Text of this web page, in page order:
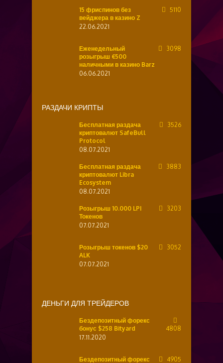
15 фриспинов без
вейджера в казино Z
22.06.2021
5110
Еженедельный
розыгрыш €500
наличными в казино Barz
06.06.2021
3098
РАЗДАЧИ КРИПТЫ
Бесплатная раздача
криптовалют SafeBull
Protocol
08.07.2021
3526
Бесплатная раздача
криптовалют Libra
Ecosystem
08.07.2021
3883
Розыгрыш 10.000 LPI
Токенов
07.07.2021
3203
Розыгрыш токенов $20
ALK
07.07.2021
3052
ДЕНЬГИ ДЛЯ ТРЕЙДЕРОВ
Бездепозитный форекс
бонус $258 Bityard
17.11.2020
4808
Бездепозитный форекс 4905